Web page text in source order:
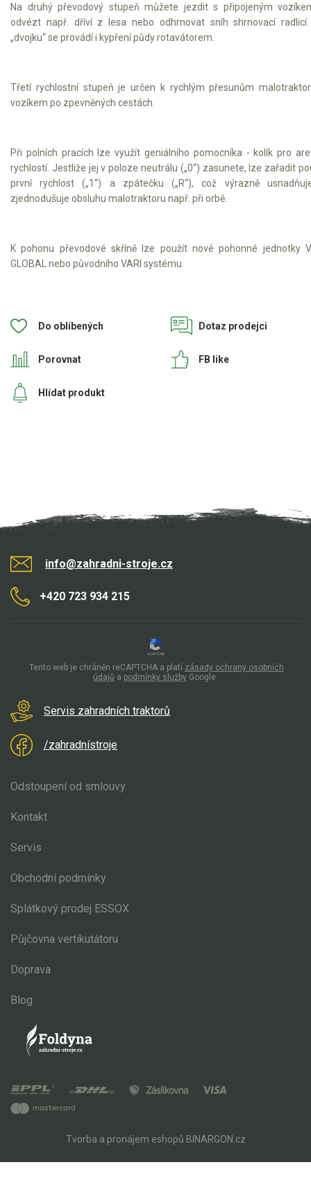
Na druhý převodový stupeň můžete jezdit s připojeným
odvézt např. dříví z lesa nebo odhrnovat sníh shrnovací
„dvojku“ se provádí i kypření půdy rotavátorem.
Třetí rychlostní stupeň je určen k rychlým přesunům
vozíkem po zpevněných cestách.
Při polních pracích lze využít geniálního pomocníka - kolík pro
rychlostí. Jestliže jej v poloze neutrálu („0“) zasunete, lze zařadit
první rychlost („1“) a zpátečku („R“), což výrazně
zjednodušuje obsluhu malotraktoru např. při orbě.
K pohonu převodové skříně lze použít nové pohonné jednotky
GLOBAL nebo původního VARI systému.
Do oblíbených
Porovnat
Dotaz prodejci
Hlídat produkt
FB like
info@zahradni-stroje.cz
+420 723 934 215
Servis zahradních traktorů
/zahradnístroje
Odstoupení od smlouvy
Kontakt
Servis
Obchodní podmínky
Splátkový prodej ESSOX
Půjčovna vertikutátoru
Doprava
Blog
Tvorba a pronájem eshopů BINARGON.cz
Tento web je chráněn reCAPTCHA a platí zásady ochrany osobních
údajů a podmínky služby Google